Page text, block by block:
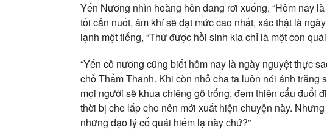
Yến Nương nhìn hoàng hôn đang rơi xuống, “Hôm nay
tối cắn nuốt, âm khí sẽ đạt mức cao nhất, xác thật là
lạnh một tiếng, “Thứ được hồi sinh kia chỉ là một con
“Yến cô nương cũng biết hôm nay là ngày nguyệt thực
chỗ Thẩm Thanh. Khi còn nhỏ cha ta luôn nói ánh trăng
mọi người sẽ khua chiêng gõ trống, đem thiên cẩu đuổi
thời bị che lấp cho nên mới xuất hiện chuyện này.
những đạo lý cổ quái hiếm lạ này chứ?”